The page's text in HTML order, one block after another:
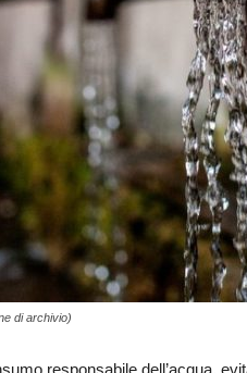
di archivio)